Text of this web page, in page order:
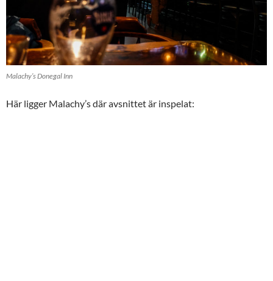
Malachy’s Donegal Inn
Här ligger Malachy’s där avsnittet är inspelat: